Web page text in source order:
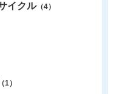
イクル（4）
（1）